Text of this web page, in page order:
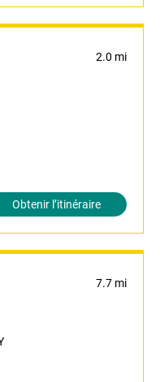
2.0 mi
Obtenir l’itinéraire
7.7 mi